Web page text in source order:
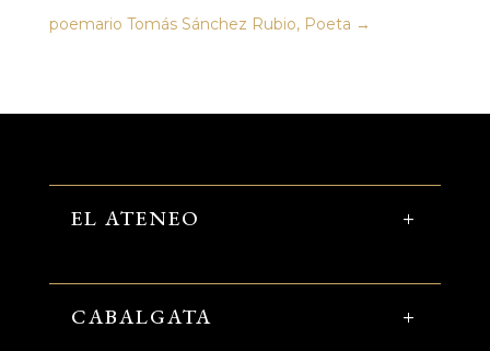
poemario Tomás Sánchez Rubio, Poeta →
EL ATENEO
CABALGATA